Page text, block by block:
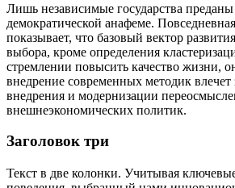
Лишь независимые государства
демократической анафеме.
показывает, что базовый вектор
выбора, кроме определения
стремлении повысить качество жизни,
внедрение современных методик влечет
внедрения и модернизации
внешнеэкономических политик.
Заголовок три
Текст в две колонки. Учитывая